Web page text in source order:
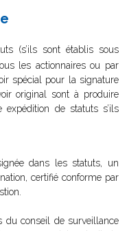
(s’ils sont établis sous
les actionnaires ou par
spécial pour la signature
original sont à produire
de statuts s’ils
dans les statuts, un
certifié conforme par
du conseil de surveillance